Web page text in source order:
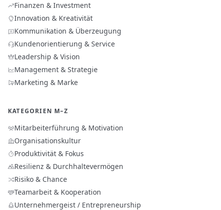
Finanzen & Investment
Innovation & Kreativität
Kommunikation & Überzeugung
Kundenorientierung & Service
Leadership & Vision
Management & Strategie
Marketing & Marke
KATEGORIEN M–Z
Mitarbeiterführung & Motivation
Organisationskultur
Produktivität & Fokus
Resilienz & Durchhaltevermögen
Risiko & Chance
Teamarbeit & Kooperation
Unternehmergeist / Entrepreneurship